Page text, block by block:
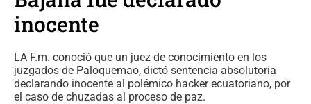
inocente
LA F.m. conoció que un juez de conocimiento en los
juzgados de Paloquemao, dictó sentencia absolutoria
declarando inocente al polémico hacker ecuatoriano, por
el caso de chuzadas al proceso de paz.